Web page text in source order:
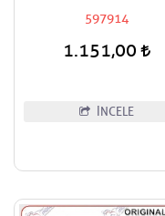
Motor Bağlantı Mili
597914
1.151,00
İNCELE